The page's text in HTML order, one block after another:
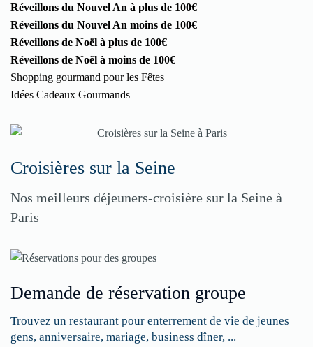
Réveillons du Nouvel An à plus de 100€
Réveillons du Nouvel An moins de 100€
Réveillons de Noël à plus de 100€
Réveillons de Noël à moins de 100€
Shopping gourmand pour les Fêtes
Idées Cadeaux Gourmands
Croisières sur la Seine
Nos meilleurs déjeuners-croisière sur la Seine à
Paris
Demande de réservation groupe
Trouvez un restaurant pour enterrement de vie de jeunes
gens, anniversaire, mariage, business dîner, ...